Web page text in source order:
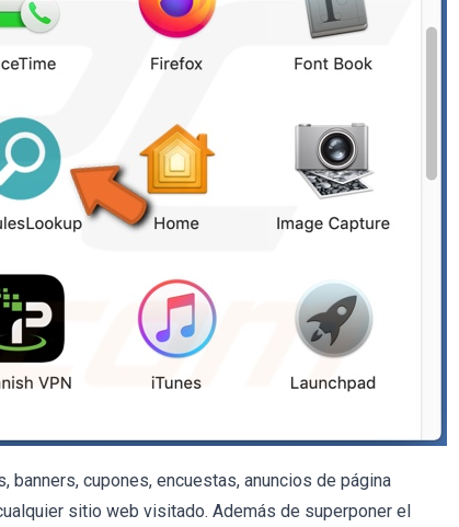
cupones, encuestas, anuncios de página
sitio web visitado. Además de superponer el